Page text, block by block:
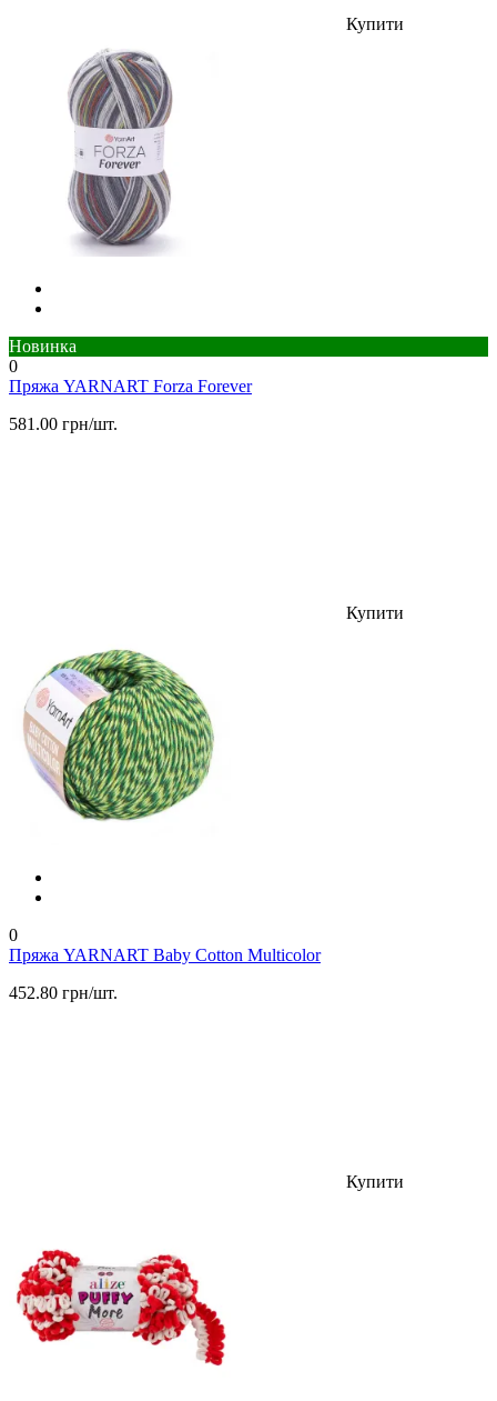
Купити
Новинка
0
Пряжа YARNART Forza Forever
581.00 грн/шт.
Купити
0
Пряжа YARNART Baby Cotton Multicolor
452.80 грн/шт.
Купити